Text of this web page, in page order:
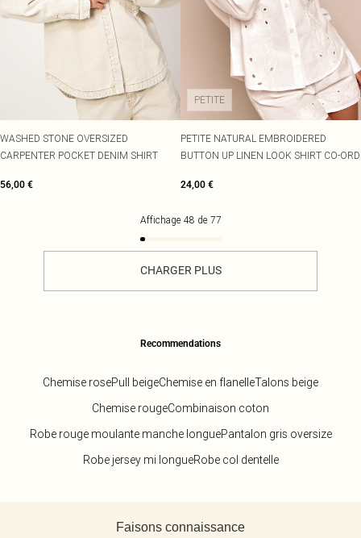
WASHED STONE OVERSIZED
CARPENTER POCKET DENIM SHIRT
56,00 €
PETITE
PETITE NATURAL EMBROIDERED
BUTTON UP LINEN LOOK SHIRT CO-ORD
24,00 €
Affichage 48 de 77
CHARGER PLUS
Recommendations
Chemise rosePull beigeChemise en flanelleTalons beige
Chemise rougeCombinaison coton
Robe rouge moulante manche longuePantalon gris oversize
Robe jersey mi longueRobe col dentelle
Faisons connaissance